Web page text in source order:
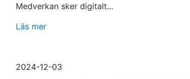
Medverkan sker digitalt...
Läs mer
2024-12-03